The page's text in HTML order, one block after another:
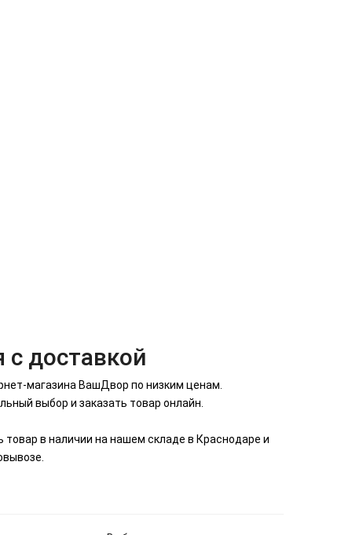
с доставкой
магазина ВашДвор по низким ценам.
выбор и заказать товар онлайн.
в наличии на нашем складе в Краснодаре и